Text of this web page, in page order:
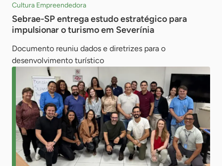
Cultura Empreendedora
Sebrae-SP entrega estudo estratégico para
impulsionar o turismo em Severínia
Documento reuniu dados e diretrizes para o
desenvolvimento turístico